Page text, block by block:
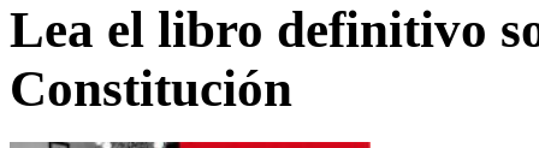
Lea el libro definitivo
Constitución